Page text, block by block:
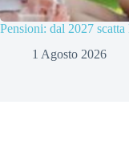
Pensioni: dal 2027
1 Agosto 2026